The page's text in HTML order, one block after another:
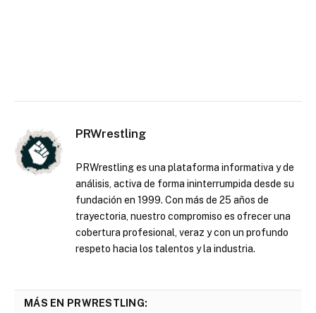
PRWrestling
PRWrestling es una plataforma informativa y de
análisis, activa de forma ininterrumpida desde su
fundación en 1999. Con más de 25 años de
trayectoria, nuestro compromiso es ofrecer una
cobertura profesional, veraz y con un profundo
respeto hacia los talentos y la industria.
MÁS EN PRWRESTLING: